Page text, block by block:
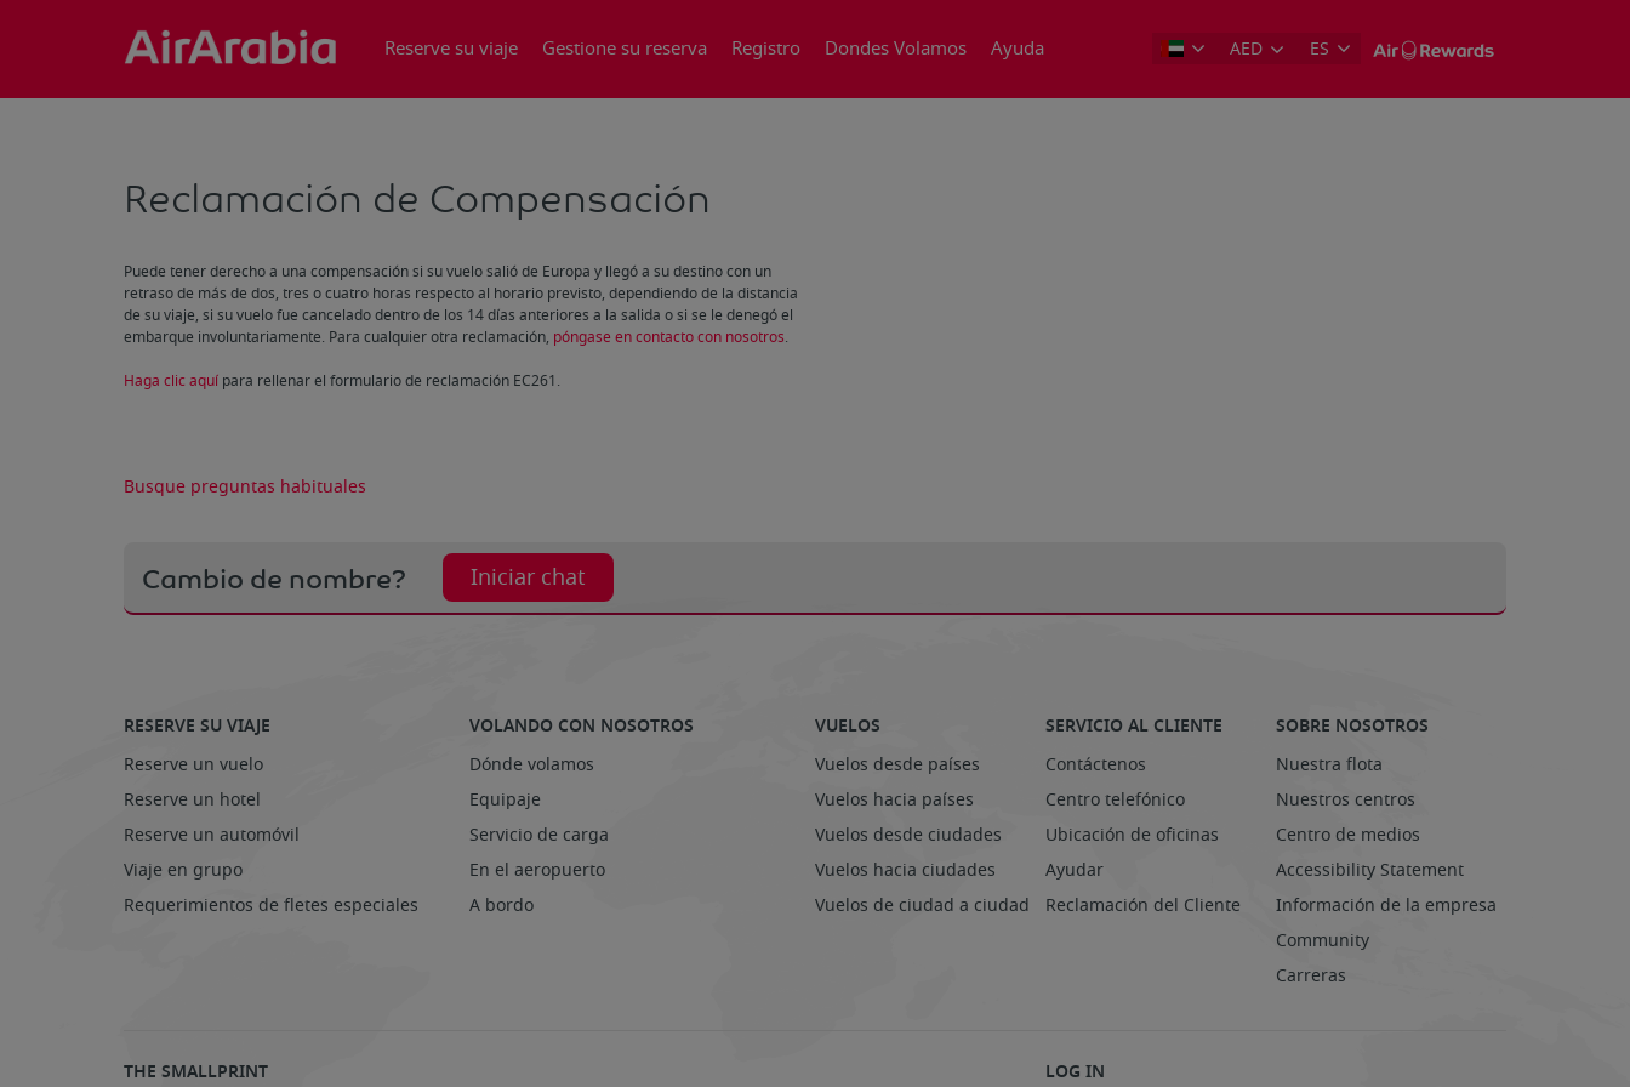
AED ES
Reserve su viaje Gestione su reserva Registro Dondes Volamos Ayuda
Reclamación de Compensación
Puede tener derecho a una compensación si su vuelo salió de Europa y llegó a su destino con un
retraso de más de dos, tres o cuatro horas respecto al horario previsto, dependiendo de la distancia
de su viaje, si su vuelo fue cancelado dentro de los 14 días anteriores a la salida o si se le denegó el
embarque involuntariamente. Para cualquier otra reclamación, póngase en contacto con nosotros.
Haga clic aquí para rellenar el formulario de reclamación EC261.
Busque preguntas habituales
Cambio de nombre? Iniciar chat
RESERVE SU VIAJE
Reserve un vuelo
Reserve un hotel
Reserve un automóvil
Viaje en grupo
Requerimientos de fletes especiales
VOLANDO CON NOSOTROS
Dónde volamos
Equipaje
Servicio de carga
En el aeropuerto
A bordo
VUELOS
Vuelos desde países
Vuelos hacia países
Vuelos desde ciudades
Vuelos hacia ciudades
Vuelos de ciudad a ciudad
SERVICIO AL CLIENTE
Contáctenos
Centro telefónico
Ubicación de oficinas
Ayudar
Reclamación del Cliente
SOBRE NOSOTROS
Nuestra flota
Nuestros centros
Centro de medios
Accessibility Statement
Información de la empresa
Community
Carreras
THE SMALLPRINT LOG IN